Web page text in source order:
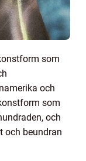
som
och
som
och
och beundran